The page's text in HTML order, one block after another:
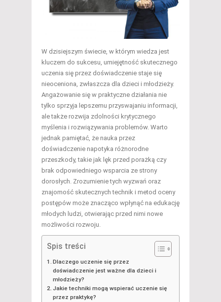
W dzisiejszym świecie, w którym wiedza jest
kluczem do sukcesu, umiejętność skutecznego
uczenia się przez doświadczenie staje się
nieoceniona, zwłaszcza dla dzieci i młodzieży.
Angażowanie się w praktyczne działania nie
tylko sprzyja lepszemu przyswajaniu informacji,
ale także rozwija zdolności krytycznego
myślenia i rozwiązywania problemów. Warto
jednak pamiętać, że nauka przez
doświadczenie napotyka różnorodne
przeszkody, takie jak lęk przed porażką czy
brak odpowiedniego wsparcia ze strony
dorosłych. Zrozumienie tych wyzwań oraz
znajomość skutecznych technik i metod oceny
postępów może znacząco wpłynąć na edukację
młodych ludzi, otwierając przed nimi nowe
możliwości rozwoju.
Spis treści
Dlaczego uczenie się przez
doświadczenie jest ważne dla dzieci i
młodzieży?
Jakie techniki mogą wspierać uczenie się
przez praktykę?